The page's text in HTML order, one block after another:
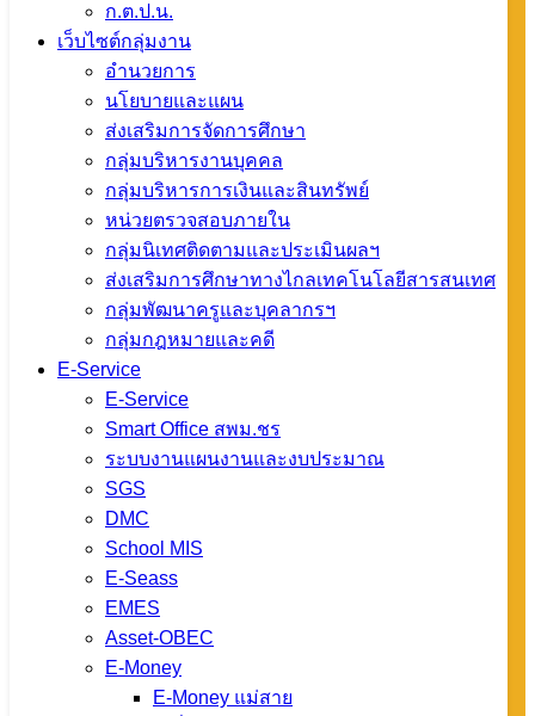
ก.ต.ป.น.
เว็บไซต์กลุ่มงาน
อำนวยการ
นโยบายและแผน
ส่งเสริมการจัดการศึกษา
กลุ่มบริหารงานบุคคล
กลุ่มบริหารการเงินและสินทรัพย์
หน่วยตรวจสอบภายใน
กลุ่มนิเทศติดตามและประเมินผลฯ
ส่งเสริมการศึกษาทางไกลเทคโนโลยีสารสนเทศ
กลุ่มพัฒนาครูและบุคลากรฯ
กลุ่มกฎหมายและคดี
E-Service
E-Service
Smart Office สพม.ชร
ระบบงานแผนงานและงบประมาณ
SGS
DMC
School MIS
E-Seass
EMES
Asset-OBEC
E-Money
E-Money แม่สาย
กลุ่มการเงินฯ
088 258 1870
กลุ่มแผนฯ 088
258 1871
กลุ่มบุคคลฯ
088 258 1872
กลุ่มส่งเสริมฯ
088 258 1873
กลุ่มนิเทศฯ 088
258 1874
กลุ่มอำนวยการ
088 258 1875
หน่วยสตน. 088
259 1232
สพม.เชียงราย